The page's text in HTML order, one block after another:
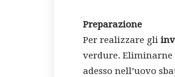
Preparazione
Per realizzare gli
verdure. Eliminarne
adesso nell’uovo